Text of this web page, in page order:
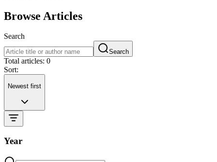
Browse Articles
Search
Search
Total articles: 0
Sort:
Newest first
Year